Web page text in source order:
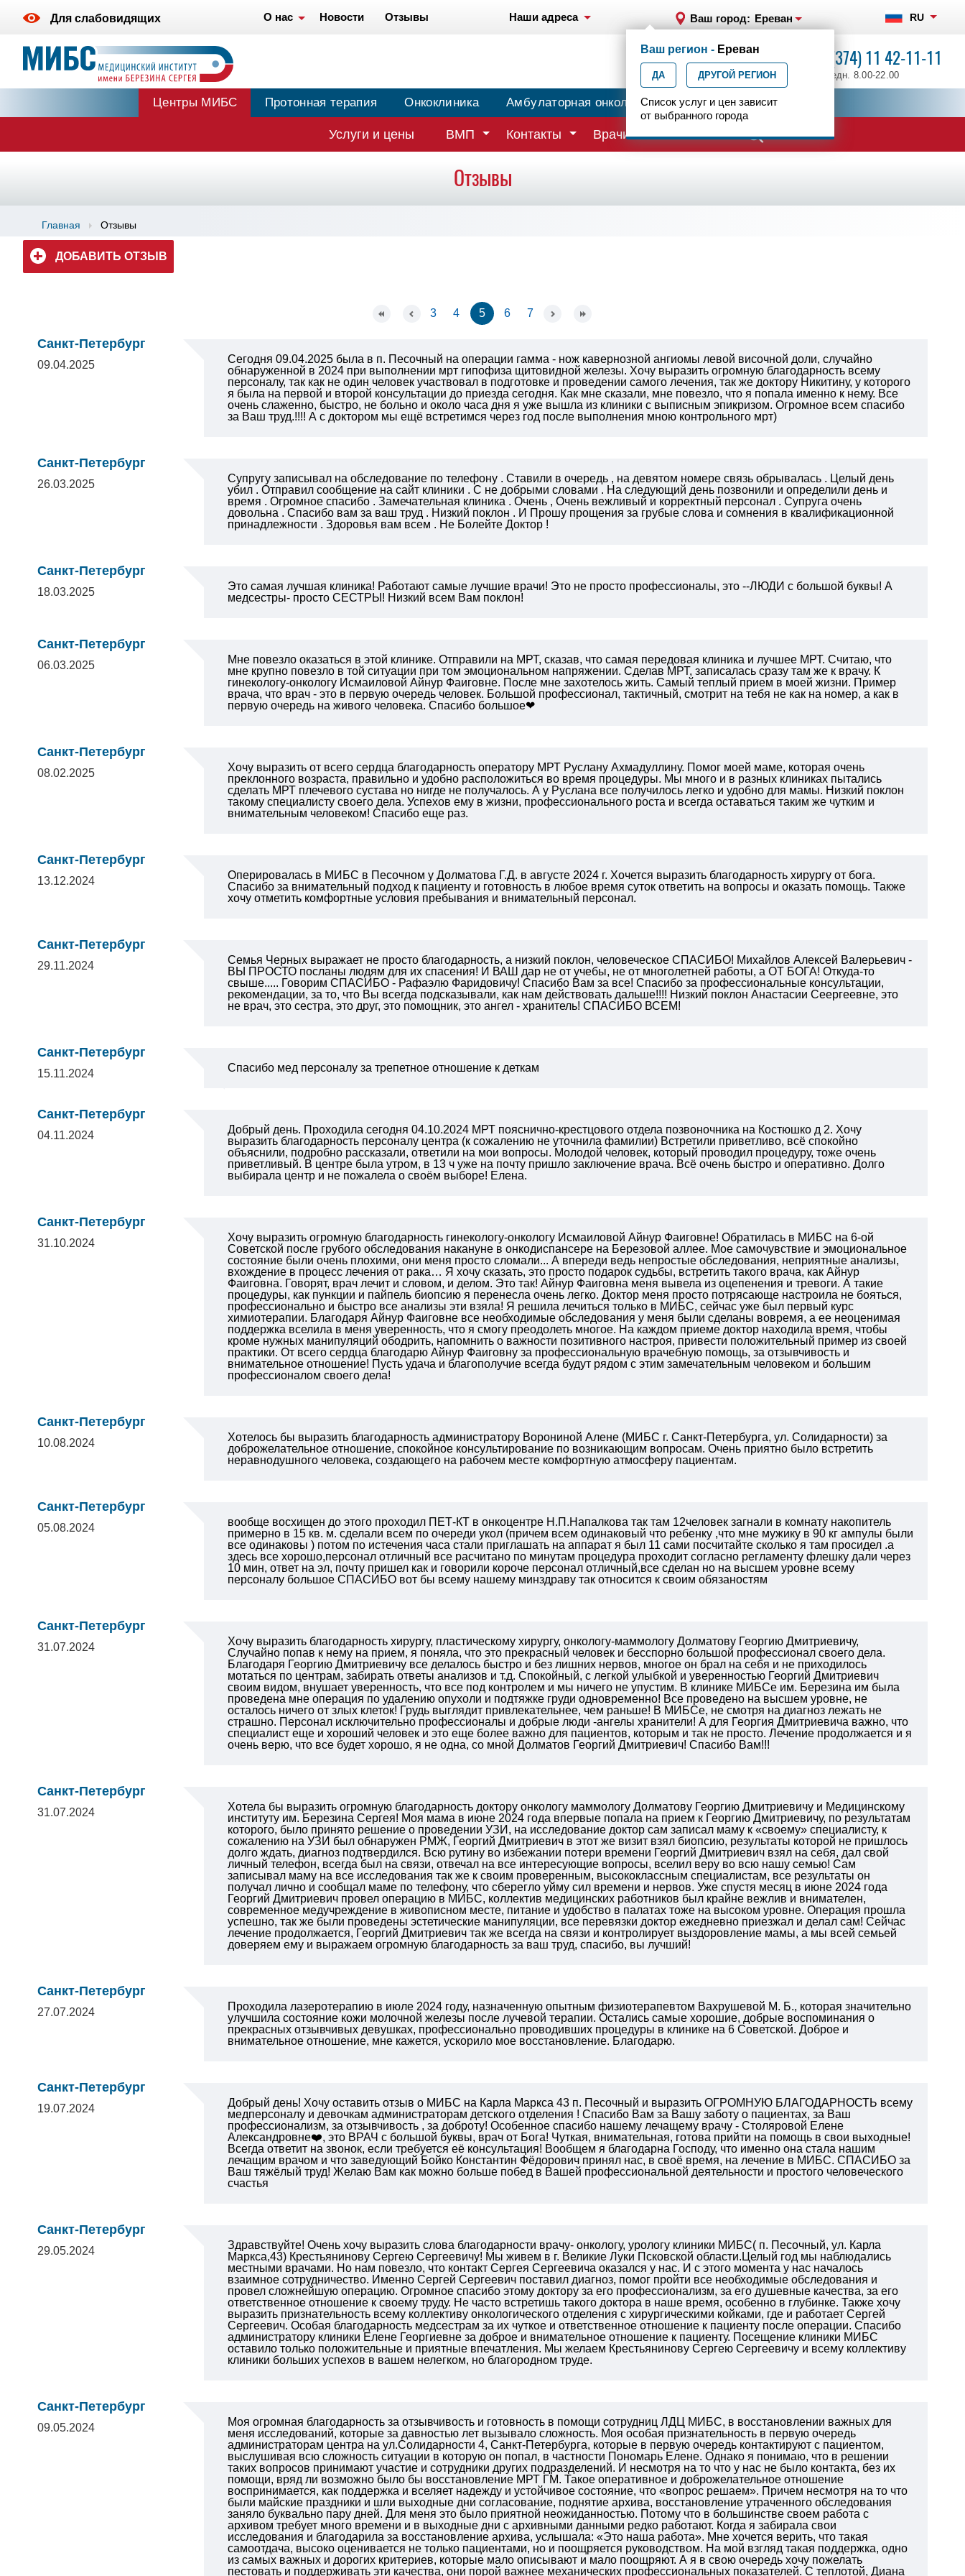
Для слабовидящих О нас Новости Отзывы Наши адреса Ваш город: Ереван RU
+7 (374) 11 42-11-11
ежедн. 8.00-22.00
Ваш регион - Ереван
ДА ДРУГОЙ РЕГИОН
Список услуг и цен зависит
от выбранного города
Центры МИБС Протонная терапия Онкоклиника Амбулаторная онкология Центр эпилептологии
Услуги и цены ВМП Контакты Врачи
Отзывы
Главная Отзывы
ДОБАВИТЬ ОТЗЫВ
3 4 5 6 7
Санкт-Петербург
09.04.2025
Сегодня 09.04.2025 была в п. Песочный на операции гамма - нож кавернозной ангиомы левой височной доли, случайно
обнаруженной в 2024 при выполнении мрт гипофиза щитовидной железы. Хочу выразить огромную благодарность всему
персоналу, так как не один человек участвовал в подготовке и проведении самого лечения, так же доктору Никитину, у которого
я была на первой и второй консультации до приезда сегодня. Как мне сказали, мне повезло, что я попала именно к нему. Все
очень слаженно, быстро, не больно и около часа дня я уже вышла из клиники с выписным эпикризом. Огромное всем спасибо
за Ваш труд.!!!! А с доктором мы ещё встретимся через год после выполнения мною контрольного мрт)
Санкт-Петербург
26.03.2025
Супругу записывал на обследование по телефону . Ставили в очередь , на девятом номере связь обрывалась . Целый день
убил . Отправил сообщение на сайт клиники . С не добрыми словами . На следующий день позвонили и определили день и
время . Огромное спасибо . Замечательная клиника . Очень , Очень вежливый и корректный персонал . Супруга очень
довольна . Спасибо вам за ваш труд . Низкий поклон . И Прошу прощения за грубые слова и сомнения в квалификационной
принадлежности . Здоровья вам всем . Не Болейте Доктор !
Санкт-Петербург
18.03.2025
Это самая лучшая клиника! Работают самые лучшие врачи! Это не просто профессионалы, это --ЛЮДИ с большой буквы! А
медсестры- просто СЕСТРЫ! Низкий всем Вам поклон!
Санкт-Петербург
06.03.2025
Мне повезло оказаться в этой клинике. Отправили на МРТ, сказав, что самая передовая клиника и лучшее МРТ. Считаю, что
мне крупно повезло в той ситуации при том эмоциональном напряжении. Сделав МРТ, записалась сразу там же к врачу. К
гинекологу-онкологу Исмаиловой Айнур Фаиговне. После мне захотелось жить. Самый теплый прием в моей жизни. Пример
врача, что врач - это в первую очередь человек. Большой профессионал, тактичный, смотрит на тебя не как на номер, а как в
первую очередь на живого человека. Спасибо большое❤
Санкт-Петербург
08.02.2025
Хочу выразить от всего сердца благодарность оператору МРТ Руслану Ахмадуллину. Помог моей маме, которая очень
преклонного возраста, правильно и удобно расположиться во время процедуры. Мы много и в разных клиниках пытались
сделать МРТ плечевого сустава но нигде не получалось. А у Руслана все получилось легко и удобно для мамы. Низкий поклон
такому специалисту своего дела. Успехов ему в жизни, профессионального роста и всегда оставаться таким же чутким и
внимательным человеком! Спасибо еще раз.
Санкт-Петербург
13.12.2024 Оперировалась в МИБС в Песочном у Долматова Г.Д. в августе 2024 г. Хочется выразить благодарность хирургу от бога.
Спасибо за внимательный подход к пациенту и готовность в любое время суток ответить на вопросы и оказать помощь. Также
хочу отметить комфортные условия пребывания и внимательный персонал.
Санкт-Петербург
29.11.2024
Семья Черных выражает не просто благодарность, а низкий поклон, человеческое СПАСИБО! Михайлов Алексей Валерьевич -
ВЫ ПРОСТО посланы людям для их спасения! И ВАШ дар не от учебы, не от многолетней работы, а ОТ БОГА! Откуда-то
свыше..... Говорим СПАСИБО - Рафаэлю Фаридовичу! Спасибо Вам за все! Спасибо за профессиональные консультации,
рекомендации, за то, что Вы всегда подсказывали, как нам действовать дальше!!!! Низкий поклон Анастасии Сеергеевне, это
не врач, это сестра, это друг, это помощник, это ангел - хранитель! СПАСИБО ВСЕМ!
Санкт-Петербург
15.11.2024 Спасибо мед персоналу за трепетное отношение к деткам
Санкт-Петербург
04.11.2024
Добрый день. Проходила сегодня 04.10.2024 МРТ пояснично-крестцового отдела позвоночника на Костюшко д 2. Хочу
выразить благодарность персоналу центра (к сожалению не уточнила фамилии) Встретили приветливо, всё спокойно
объяснили, подробно рассказали, ответили на мои вопросы. Молодой человек, который проводил процедуру, тоже очень
приветливый. В центре была утром, в 13 ч уже на почту пришло заключение врача. Всё очень быстро и оперативно. Долго
выбирала центр и не пожалела о своём выборе! Елена.
Санкт-Петербург
31.10.2024
Хочу выразить огромную благодарность гинекологу-онкологу Исмаиловой Айнур Фаиговне! Обратилась в МИБС на 6-ой
Советской после грубого обследования накануне в онкодиспансере на Березовой аллее. Мое самочувствие и эмоциональное
состояние были очень плохими, они меня просто сломали... А впереди ведь непростые обследования, неприятные анализы,
вхождение в процесс лечения от рака… Я хочу сказать, это просто подарок судьбы, встретить такого врача, как Айнур
Фаиговна. Говорят, врач лечит и словом, и делом. Это так! Айнур Фаиговна меня вывела из оцепенения и тревоги. А такие
процедуры, как пункции и пайпель биопсию я перенесла очень легко. Доктор меня просто потрясающе настроила не бояться,
профессионально и быстро все анализы эти взяла! Я решила лечиться только в МИБС, сейчас уже был первый курс
химиотерапии. Благодаря Айнур Фаиговне все необходимые обследования у меня были сделаны вовремя, а ее неоценимая
поддержка вселила в меня уверенность, что я смогу преодолеть многое. На каждом приеме доктор находила время, чтобы
кроме нужных манипуляций ободрить, напомнить о важности позитивного настроя, привести положительный пример из своей
практики. От всего сердца благодарю Айнур Фаиговну за профессиональную врачебную помощь, за отзывчивость и
внимательное отношение! Пусть удача и благополучие всегда будут рядом с этим замечательным человеком и большим
профессионалом своего дела!
Санкт-Петербург
10.08.2024
Хотелось бы выразить благодарность администратору Ворониной Алене (МИБС г. Санкт-Петербурга, ул. Солидарности) за
доброжелательное отношение, спокойное консультирование по возникающим вопросам. Очень приятно было встретить
неравнодушного человека, создающего на рабочем месте комфортную атмосферу пациентам.
Санкт-Петербург
05.08.2024
вообще восхищен до этого проходил ПЕТ-КТ в онкоцентре Н.П.Напалкова так там 12человек загнали в комнату накопитель
примерно в 15 кв. м. сделали всем по очереди укол (причем всем одинаковый что ребенку ,что мне мужику в 90 кг ампулы были
все одинаковы ) потом по истечения часа стали приглашать на аппарат я был 11 сами посчитайте сколько я там просидел .а
здесь все хорошо,персонал отличный все расчитано по минутам процедура проходит согласно регламенту флешку дали через
10 мин, ответ на эл, почту пришел как и говорили короче персонал отличный,все сделан но на высшем уровне всему
персоналу большое СПАСИБО вот бы всему нашему минздраву так относится к своим обязаностям
Санкт-Петербург
31.07.2024
Хочу выразить благодарность хирургу, пластическому хирургу, онкологу-маммологу Долматову Георгию Дмитриевичу,
Случайно попав к нему на прием, я поняла, что это прекрасный человек и бесспорно большой профессионал своего дела.
Благодаря Георгию Дмитриевичу все делалось быстро и без лишних нервов, многое он брал на себя и не приходилось
мотаться по центрам, забирать ответы анализов и т.д. Спокойный, с легкой улыбкой и уверенностью Георгий Дмитриевич
своим видом, внушает уверенность, что все под контролем и мы ничего не упустим. В клинике МИБСе им. Березина им была
проведена мне операция по удалению опухоли и подтяжке груди одновременно! Все проведено на высшем уровне, не
осталось ничего от злых клеток! Грудь выглядит привлекательнее, чем раньше! В МИБСе, не смотря на диагноз лежать не
страшно. Персонал исключительно профессионалы и добрые люди -ангелы хранители! А для Георгия Дмитриевича важно, что
специалист еще и хороший человек и это еще более важно для пациентов, которым и так не просто. Лечение продолжается и я
очень верю, что все будет хорошо, я не одна, со мной Долматов Георгий Дмитриевич! Спасибо Вам!!!
Санкт-Петербург
31.07.2024
Хотела бы выразить огромную благодарность доктору онкологу маммологу Долматову Георгию Дмитриевичу и Медицинскому
институту им. Березина Сергея! Моя мама в июне 2024 года впервые попала на прием к Георгию Дмитриевичу, по результатам
которого, было принято решение о проведении УЗИ, на исследование доктор сам записал маму к «своему» специалисту, к
сожалению на УЗИ был обнаружен РМЖ, Георгий Дмитриевич в этот же визит взял биопсию, результаты которой не пришлось
долго ждать, диагноз подтвердился. Всю рутину во избежании потери времени Георгий Дмитриевич взял на себя, дал свой
личный телефон, всегда был на связи, отвечал на все интересующие вопросы, вселил веру во всю нашу семью! Сам
записывал маму на все исследования так же к своим проверенным, высококлассным специалистам, все результаты он
получал лично и сообщал маме по телефону, что сберегло уйму сил времени и нервов. Уже спустя месяц в июне 2024 года
Георгий Дмитриевич провел операцию в МИБС, коллектив медицинских работников был крайне вежлив и внимателен,
современное медучреждение в живописном месте, питание и удобство в палатах тоже на высоком уровне. Операция прошла
успешно, так же были проведены эстетические манипуляции, все перевязки доктор ежедневно приезжал и делал сам! Сейчас
лечение продолжается, Георгий Дмитриевич так же всегда на связи и контролирует выздоровление мамы, а мы всей семьей
доверяем ему и выражаем огромную благодарность за ваш труд, спасибо, вы лучший!
Санкт-Петербург
27.07.2024
Проходила лазеротерапию в июле 2024 году, назначенную опытным физиотерапевтом Вахрушевой М. Б., которая значительно
улучшила состояние кожи молочной железы после лучевой терапии. Остались самые хорошие, добрые воспоминания о
прекрасных отзывчивых девушках, профессионально проводивших процедуры в клинике на 6 Советской. Доброе и
внимательное отношение, мне кажется, ускорило мое восстановление. Благодарю.
Санкт-Петербург
19.07.2024
Добрый день! Хочу оставить отзыв о МИБС на Карла Маркса 43 п. Песочный и выразить ОГРОМНУЮ БЛАГОДАРНОСТЬ всему
медперсоналу и девочкам администраторам детского отделения ! Спасибо Вам за Вашу заботу о пациентах, за Ваш
профессионализм, за отзывчивость , за доброту! Особенное спасибо нашему лечащему врачу - Столяровой Елене
Александровне❤️, это ВРАЧ с большой буквы, врач от Бога! Чуткая, внимательная, готова прийти на помощь в свои выходные!
Всегда ответит на звонок, если требуется её консультация! Вообщем я благодарна Господу, что именно она стала нашим
лечащим врачом и что заведующий Бойко Константин Фёдорович принял нас, в своё время, на лечение в МИБС. СПАСИБО за
Ваш тяжёлый труд! Желаю Вам как можно больше побед в Вашей профессиональной деятельности и простого человеческого
счастья
Санкт-Петербург
29.05.2024
Здравствуйте! Очень хочу выразить слова благодарности врачу- онкологу, урологу клиники МИБС( п. Песочный, ул. Карла
Маркса,43) Крестьянинову Сергею Сергеевичу! Мы живем в г. Великие Луки Псковской области.Целый год мы наблюдались
местными врачами. Но нам повезло, что контакт Сергея Сергеевича оказался у нас. И с этого момента у нас началось
взаимное сотрудничество. Именно Сергей Сергеевич поставил диагноз, помог пройти все необходимые обследования и
провел сложнейшую операцию. Огромное спасибо этому доктору за его профессионализм, за его душевные качества, за его
ответственное отношение к своему труду. Не часто встретишь такого доктора в наше время, особенно в глубинке. Также хочу
выразить признательность всему коллективу онкологического отделения с хирургическими койками, где и работает Сергей
Сергеевич. Особая благодарность медсестрам за их чуткое и ответственное отношение к пациенту после операции. Спасибо
администратору клиники Елене Георгиевне за доброе и внимательное отношение к пациенту. Посещение клиники МИБС
оставило только положительные и приятные впечатления. Мы желаем Крестьянинову Сергею Сергеевичу и всему коллективу
клиники больших успехов в вашем нелегком, но благородном труде.
Санкт-Петербург
09.05.2024
Моя огромная благодарность за отзывчивость и готовность в помощи сотрудниц ЛДЦ МИБС, в восстановлении важных для
меня исследований, которые за давностью лет вызывало сложность. Моя особая признательность в первую очередь
администраторам центра на ул.Солидарности 4, Санкт-Петербурга, которые в первую очередь контактируют с пациентом,
выслушивая всю сложность ситуации в которую он попал, в частности Пономарь Елене. Однако я понимаю, что в решении
таких вопросов принимают участие и сотрудники других подразделений. И несмотря на то что у нас не было контакта, без их
помощи, вряд ли возможно было бы восстановление МРТ ГМ. Такое оперативное и доброжелательное отношение
воспринимается, как поддержка и вселяет надежду и устойчивое состояние, что «вопрос решаем». Причем несмотря на то что
были майские праздники и шли выходные дни согласование, поднятие архива, восстановление утраченного обследования
заняло буквально пару дней. Для меня это было приятной неожиданностью. Потому что в большинстве своем работа с
архивом требует много времени и в выходные дни с архивными данными редко работают. Когда я забирала свои
исследования и благодарила за восстановление архива, услышала: «Это наша работа». Мне хочется верить, что такая
самоотдача, высоко оценивается не только пациентами, но и поощряется руководством. На мой взгляд такая поддержка, одно
из самых важных и дорогих критериев, которые мало описывают и мало поощряют. А я в свою очередь хочу пожелать
пестовать и поддерживать эти качества, они порой важнее механических профессиональных показателей. С теплотой, Диана